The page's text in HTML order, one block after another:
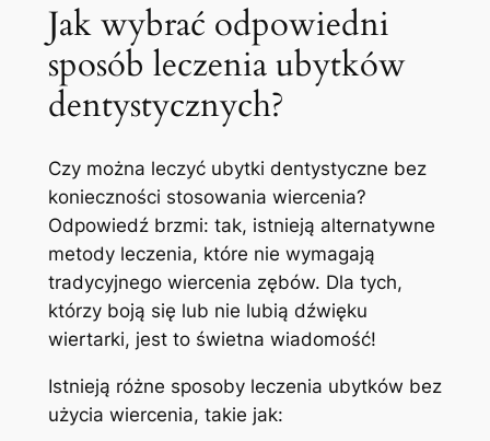
Jak wybrać odpowiedni
sposób leczenia ubytków
dentystycznych?
Czy można leczyć ubytki dentystyczne bez
konieczności stosowania wiercenia?
Odpowiedź brzmi: tak, istnieją alternatywne
metody leczenia, które nie wymagają
tradycyjnego wiercenia zębów. Dla tych,
którzy boją się lub nie lubią dźwięku
wiertarki, jest to świetna wiadomość!
Istnieją różne sposoby leczenia ubytków bez
użycia wiercenia, takie jak: